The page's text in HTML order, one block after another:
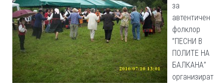
за
автентичен
фолклор
”ПЕСНИ В
ПОЛИТЕ НА
БАЛКАНА”
организират